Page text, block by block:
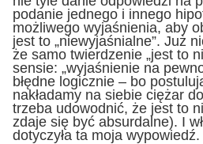
podanie jednego i innego
możliwego wyjaśnienia, aby
jest to „niewyjaśnialne”. Już
że samo twierdzenie „jest to
sensie: „wyjaśnienie na
błędne logicznie – bo
nakładamy na siebie ciężar
trzeba udowodnić, że jest to
zdaje się być absurdalne). I
dotyczyła ta moja wypowiedź.